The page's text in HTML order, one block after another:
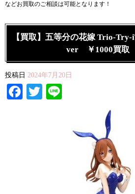
などお買取のご相談は可能となります！
【買取】五等分の花嫁 Trio-
ver ￥1000買取
投稿日 2024年7月20日
Facebook
Twitter